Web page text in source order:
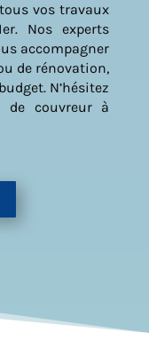
vos travaux
Nos experts
accompagner
de rénovation,
N’hésitez
de couvreur à